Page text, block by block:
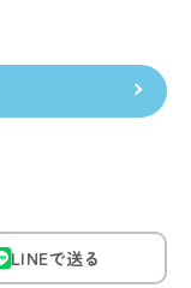
LINEで送る